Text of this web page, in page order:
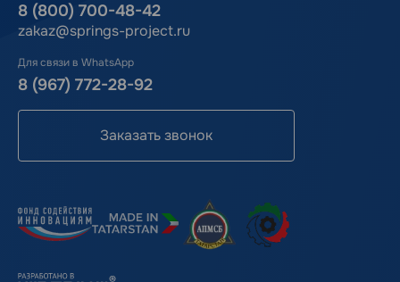
8 (800) 700-48-42
zakaz@springs-project.ru
Для связи в WhatsApp
8 (967) 772-28-92
Заказать звонок